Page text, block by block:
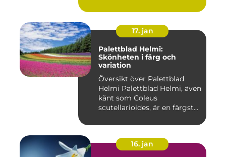
17. jan
Palettblad Helmi:
Skönheten i färg och
variation
Översikt över Palettblad
Helmi Palettblad Helmi, även
känt som Coleus
scutellarioides, är en färgst...
16. jan